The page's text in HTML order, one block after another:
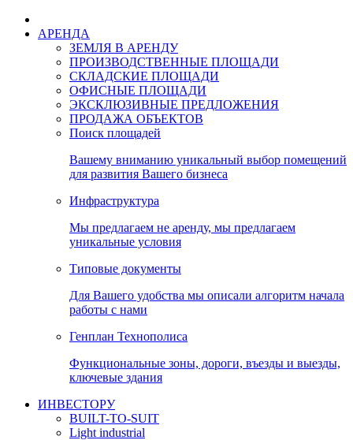
АРЕНДА
ЗЕМЛЯ В АРЕНДУ
ПРОИЗВОДСТВЕННЫЕ ПЛОЩАДИ
СКЛАДСКИЕ ПЛОЩАДИ
ОФИСНЫЕ ПЛОЩАДИ
ЭКСКЛЮЗИВНЫЕ ПРЕДЛОЖЕНИЯ
ПРОДАЖА ОБЪЕКТОВ
Поиск площадей
Вашему вниманию уникальный выбор помещений
для развития Вашего бизнеса
Инфраструктура
Мы предлагаем не аренду, мы предлагаем
уникальные условия
Типовые документы
Для Вашего удобства мы описали алгоритм начала
работы с нами
Генплан Технополиса
Функциональные зоны, дороги, въезды и выезды,
ключевые здания
ИНВЕСТОРУ
BUILT-TO-SUIT
Light industrial